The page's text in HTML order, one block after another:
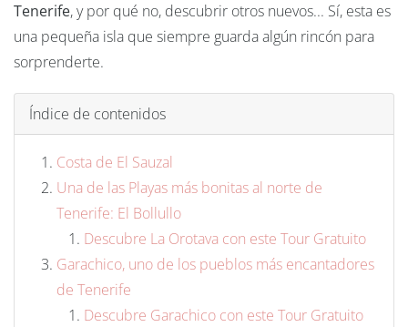
Tenerife, y por qué no, descubrir otros nuevos... Sí, esta es
una pequeña isla que siempre guarda algún rincón para
sorprenderte.
Índice de contenidos
Costa de El Sauzal
Una de las Playas más bonitas al norte de
Tenerife: El Bollullo
Descubre La Orotava con este Tour Gratuito
Garachico, uno de los pueblos más encantadores
de Tenerife
Descubre Garachico con este Tour Gratuito